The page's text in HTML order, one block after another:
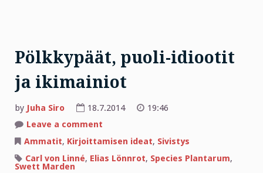
Pölkkypäät, puoli-idiootit
ja ikimainiot
by Juha Siro 18.7.2014
19:46
Leave a comment
puoli-
ja
Ammatit, Kirjoittamisen ideat, Sivistys
Carl von Linné, Elias Lönnrot, Species Plantarum,
Swett Marden